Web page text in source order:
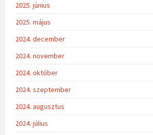
2025. június
2025. május
2024. december
2024. november
2024. október
2024. szeptember
2024. augusztus
2024. július